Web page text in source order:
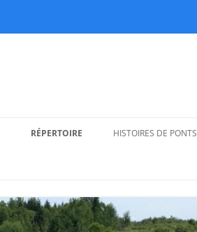
RÉPERTOIRE HISTOIRES DE PONTS